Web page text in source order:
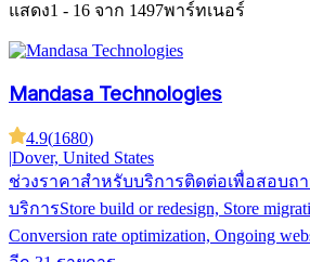
แสดง1 - 16 จาก 1497พาร์ทเนอร์
Mandasa Technologies
4.9(1680)
|Dover, United States
ช่วงราคาสำหรับบริการติดต่อเพื่อสอบถ
บริการStore build or redesign, Store
Conversion rate optimization, Ongoing